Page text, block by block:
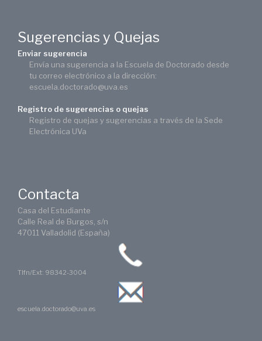
Sugerencias y Quejas
Enviar sugerencia
Envía una sugerencia a la Escuela de Doctorado desde
tu correo electrónico a la dirección:
escuela.doctorado@uva.es
Registro de sugerencias o quejas
Registro de quejas y sugerencias a través de la Sede
Electrónica UVa
Contacta
Casa del Estudiante
Calle Real de Burgos, s/n
47011 Valladolid (España)
Tlfn/Ext: 98342-3004
escuela.doctorado@uva.es